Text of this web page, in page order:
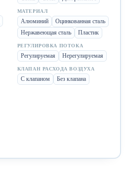
МАТЕРИАЛ
Алюминий
Оцинкованная сталь
Нержавеющая сталь
Пластик
РЕГУЛИРОВКА ПОТОКА
Регулируемая Нерегулируемая
КЛАПАН РАСХОДА ВОЗДУХА
С клапаном Без клапана